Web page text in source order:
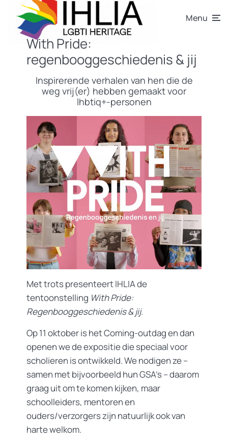
Menu
With Pride:
regenbooggeschiedenis & jij
Inspirerende verhalen van hen die de
weg vrij(er) hebben gemaakt voor
lhbtiq+-personen
Met trots presenteert IHLIA de
tentoonstelling With Pride:
Regenbooggeschiedenis & jij.
Op 11 oktober is het Coming-outdag en dan
openen we de expositie die speciaal voor
scholieren is ontwikkeld. We nodigen ze –
samen met bijvoorbeeld hun GSA’s – daarom
graag uit om te komen kijken, maar
schoolleiders, mentoren en
ouders/verzorgers zijn natuurlijk ook van
harte welkom.